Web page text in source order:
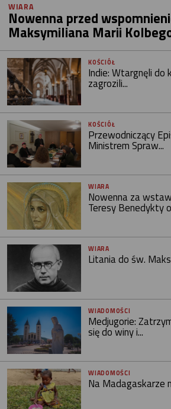
WIARA
Nowenna przed
Maksymiliana Marii
KOŚCIÓŁ
Indie: Wtargnęli do
zagrozili...
KOŚCIÓŁ
Przewodniczący
Ministrem Spraw...
WIARA
Nowenna za
Teresy Benedykty
WIARA
Litania do św.
WIADOMOŚCI
Medjugorie:
się do winy i...
WIADOMOŚCI
Na Madagaskarze